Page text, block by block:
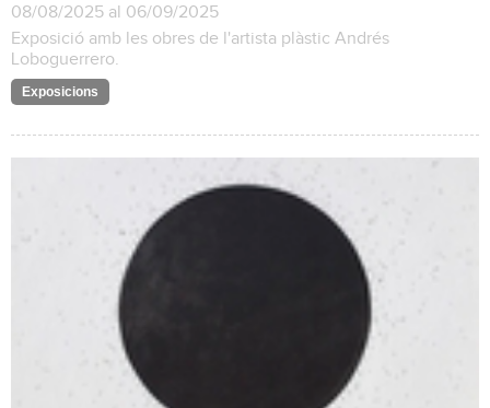
08/08/2025 al 06/09/2025
Exposició amb les obres de l'artista plàstic Andrés
Loboguerrero.
Exposicions